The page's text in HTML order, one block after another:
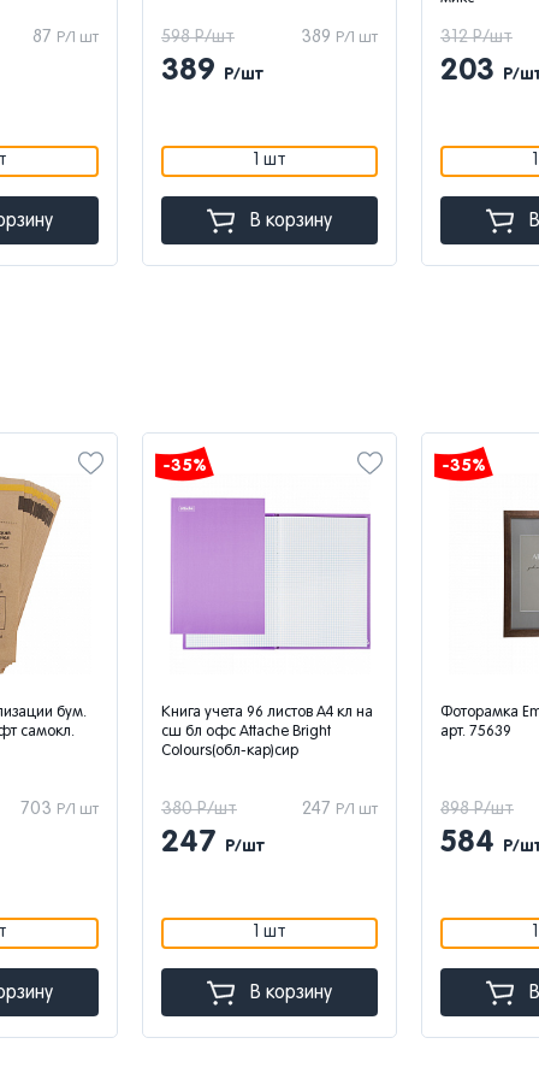
87 Р/1 шт 389 Р/1 шт
598 Р/шт
389 Р/шт
1 шт
В корзину
312 Р/шт
203 Р/
бум.
самокл.
703 Р/1 шт
-35%
Книга учета 96 листов А4 кл на
сш бл офс Attache Bright
Сolours(обл-кар)сир
247 Р/1 шт
380 Р/шт
247 Р/шт
1 шт
В корзину
-35%
Фоторамка
арт. 75639
898 Р/шт
584 Р/